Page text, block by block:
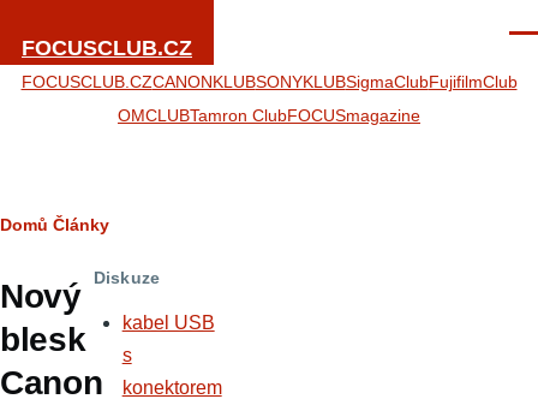
FOCUSCLUB.CZ
FOCUSCLUB.CZCANONKLUBSONYKLUBSigmaClubFujifilmClub
OMCLUBTamron ClubFOCUSmagazine
Drobečková
navigace
Domů Články
Nový
blesk
Canon
Diskuze
kabel USB
s
konektorem